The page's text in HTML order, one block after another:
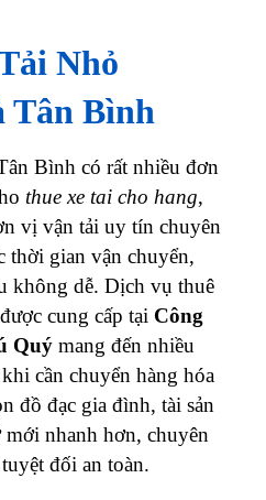
Nhỏ
Tân Bình
Bình có rất nhiều đơn
thue xe tai cho hang,
vị vận tải uy tín chuyên
thời gian vận chuyển,
không dễ. Dịch vụ thuê
cung cấp tại Công
Quý mang đến nhiều
cần chuyển hàng hóa
đồ đạc gia đình, tài sản
nhanh hơn, chuyên
đối an toàn.